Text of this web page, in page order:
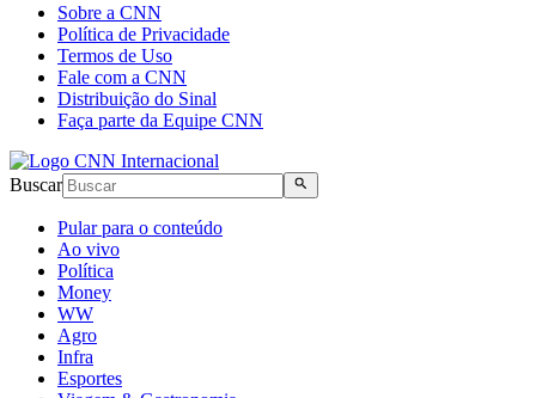
Sobre a CNN
Política de Privacidade
Termos de Uso
Fale com a CNN
Distribuição do Sinal
Faça parte da Equipe CNN
Buscar
Pular para o conteúdo
Ao vivo
Política
Money
WW
Agro
Infra
Esportes